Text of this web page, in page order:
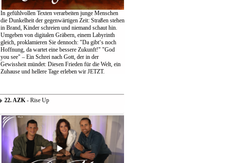
In gefühlvollen Texten verarbeiten junge Menschen
die Dunkelheit der gegenwärtigen Zeit: Straßen stehen
in Brand, Kinder schreien und niemand schaut hin.
Umgeben von digitalen Gräbern, einem Labyrinth
gleich, proklamieren Sie dennoch: "Da gibt‘s noch
Hoffnung, da wartet eine bessere Zukunft!" "God
you see" – Ein Schrei nach Gott, der in der
Gewissheit mündet: Diesen Frieden für die Welt, ein
Zuhause und hellere Tage erleben wir JETZT.
22. AZK- Rise Up